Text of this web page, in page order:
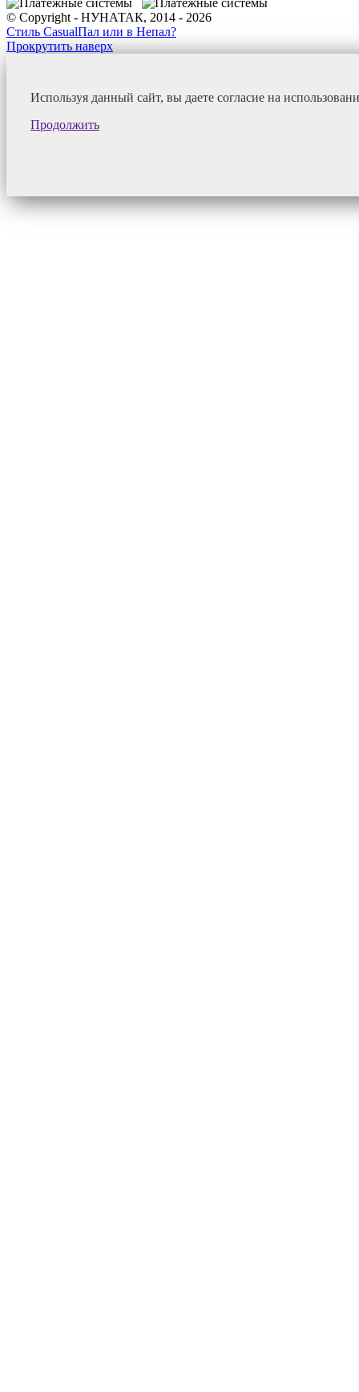
© Copyright - НУНАТАК, 2014 - 2026
Стиль CasualПал или в Непал?
Прокрутить наверх
Используя данный сайт, вы даете согласие на
Продолжить